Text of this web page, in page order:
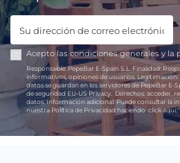
Acepto las condiciones generales y la
Responsable:PepeBar E-Spain S.L. Finalidad:
informativos, opiniones de usuarios. Legitimación:
datos se guardan en los servidores de PepeBar E-
de seguridad EU-US Privacy.
Derechos: acceder,
datos. Información adicional:Puede consultar la
nuestra Política de Privacidad haciendoclick aquí.